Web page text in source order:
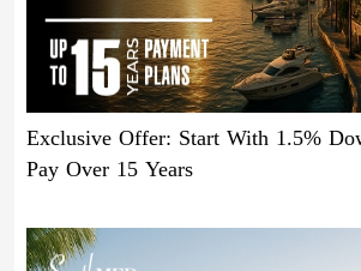
Exclusive Offer: Start With 1.5%
Pay Over 15 Years